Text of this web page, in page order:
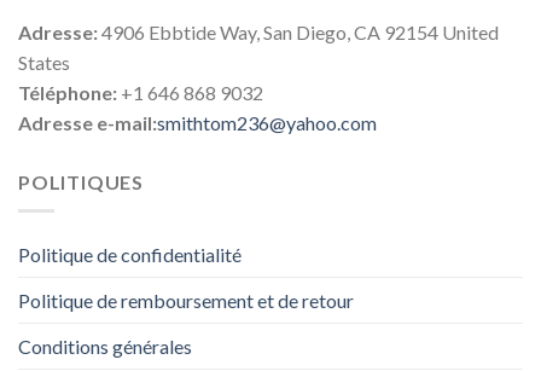
Adresse:4906 Ebbtide Way, San Diego, CA 92154 United
States
Téléphone: +1 646 868 9032
Adresse e-mail:smithtom236@yahoo.com
POLITIQUES
Politique de confidentialité
Politique de remboursement et de retour
Conditions générales